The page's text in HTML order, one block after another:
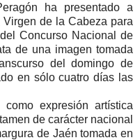
ha presentado a
de la Cabeza para
Concurso Nacional de
de una imagen tomada
del domingo de
en sólo cuatro días las
como expresión artística
de carácter nacional
de Jaén tomada en